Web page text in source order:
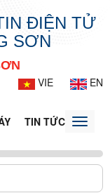
ĐIỆN TỬ
SƠN
VIE
EN
TIN TỨC - SỰToggle